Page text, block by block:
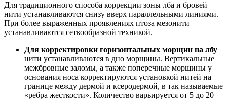
Для традиционного способа коррекции зоны лба и бровей
нити устанавливаются снизу вверх параллельными линиями.
При более выраженных проявлениях птоза мезонити
устанавливаются сеткообразной техникой.
Для корректировки горизонтальных морщин на лбу
нити устанавливаются в дно морщины. Вертикальные
межбровные заломы, а также поперечные морщины у
основания носа корректируются установкой нитей на
границе между дермой и ксеродермой, в так называемые
«ребра жесткости». Количество варьируется от 5 до 20